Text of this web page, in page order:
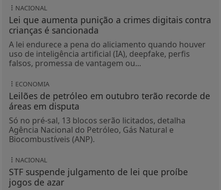
NACIONAL
Lei que aumenta punição a crimes digitais contra
crianças é sancionada
A lei endurece a pena do aliciamento quando houver
uso de inteligência artificial (IA), deepfake, perfis
falsos, promessa de vantagem ou...
ECONOMIA
Leilões de petróleo em outubro terão recorde de
áreas em disputa
Só no pré-sal, 13 blocos serão licitados, detalha
Agência Nacional do Petróleo, Gás Natural e
Biocombustíveis (ANP).
NACIONAL
STF suspende julgamento de lei que proíbe
jogos de azar